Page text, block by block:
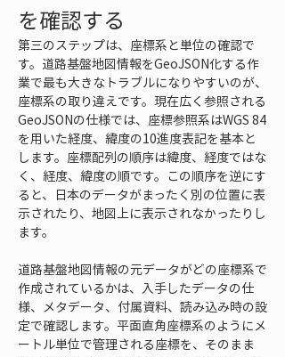
を確認する
第三のステップは、座標系と単位の確認で
す。道路基盤地図情報をGeoJSON化する作
業で最も大きなトラブルになりやすいのが、
座標系の取り違えです。現在広く参照される
GeoJSONの仕様では、座標参照系はWGS 84
を用いた経度、緯度の10進度表記を基本と
します。座標配列の順序は緯度、経度ではな
く、経度、緯度の順です。この順序を逆にす
ると、日本のデータがまったく別の位置に表
示されたり、地図上に表示されなかったりし
ます。
道路基盤地図情報の元データがどの座標系で
作成されているかは、入手したデータの仕
様、メタデータ、付属資料、読み込み時の設
定で確認します。平面直角座標系のようにメ
ートル単位で管理される座標を、そのまま